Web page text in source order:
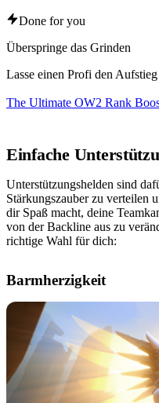
Done for you
Überspringe das Grinden
Lasse einen Profi den
The Ultimate OW2 Rank
Einfache
Unterstützungshelden sind
Stärkungszauber zu verteilen
dir Spaß macht, deine
von der Backline aus zu
richtige Wahl für dich:
Barmherzigkeit